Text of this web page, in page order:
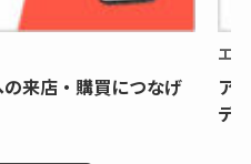
来店・購買につなげ
エ
ア
デ